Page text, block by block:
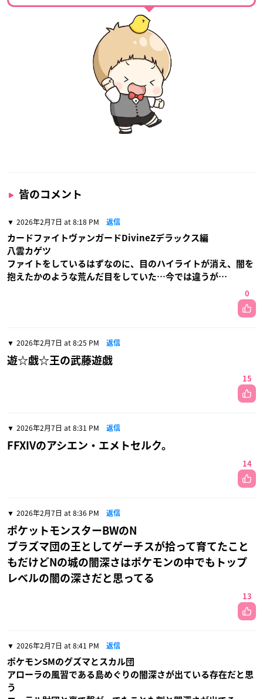
皆のコメント
2026年2月7日 at 8:18 PM 返信
カードファイトヴァンガードDivineZデラックス編
八雲カゲツ
ファイトをしているはずなのに、目のハイライトが消え、闇を
抱えたかのような荒んだ目をしていた…今では違うが…
0
2026年2月7日 at 8:25 PM 返信
遊☆戯☆王の武藤遊戯
15
2026年2月7日 at 8:31 PM 返信
FFXIVのアシエン・エメトセルク。
14
2026年2月7日 at 8:36 PM 返信
ポケットモンスターBWのN
プラズマ団の王としてゲーチスが拾って育てたこと
もだけどNの城の闇深さはポケモンの中でもトップ
レベルの闇の深さだと思ってる
13
2026年2月7日 at 8:41 PM 返信
ポケモンSMのグズマとスカル団
アローラの風習である島めぐりの闇深さが出ている存在だと思
う